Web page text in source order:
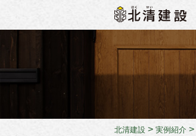
北清建設 > 実例紹介 >